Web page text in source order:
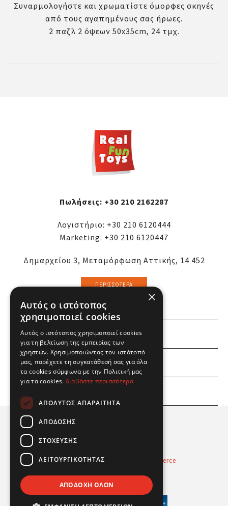
Συναρμολογήστε και χρωματίστε όμορφες σκηνές
από τους αγαπημένους σας ήρωες.
2 παζλ 2 όψεων 50x35cm, 24 τμχ.
Πωλήσεις: +30 210 2162287
Λογιστήριο: +30 210 6120444
Marketing: +30 210 6120447
Δημαρχείου 3, Μεταμόρφωση Αττικής, 14 452
ΠΕΡΙΣΣΌΤΕΡΑ
ΕΜΕΙΣ
ΕΣΕΙΣ
Powered byRadicode
nopCommerce
×
Αυτός ο ιστότοπος
χρησιμοποιεί cookies
Αυτός ο ιστότοπος χρησιμοποιεί cookies
για τη βελτίωση της εμπειρίας των
χρηστών. Χρησιμοποιώντας τον ιστότοπό
μας, παρέχετε τη συγκατάθεσή σας για όλα
τα cookies σύμφωνα με την Πολιτική μας
για τα cookies. Διαβάστε περισσότερα
ΑΠΟΛΎΤΩΣ ΑΠΑΡΑΊΤΗΤΑ
ΑΠΌΔΟΣΗΣ
ΣΤΌΧΕΥΣΗΣ
ΛΕΙΤΟΥΡΓΙΚΌΤΗΤΑΣ
ΑΠΟΔΟΧΉ ΌΛΩΝ